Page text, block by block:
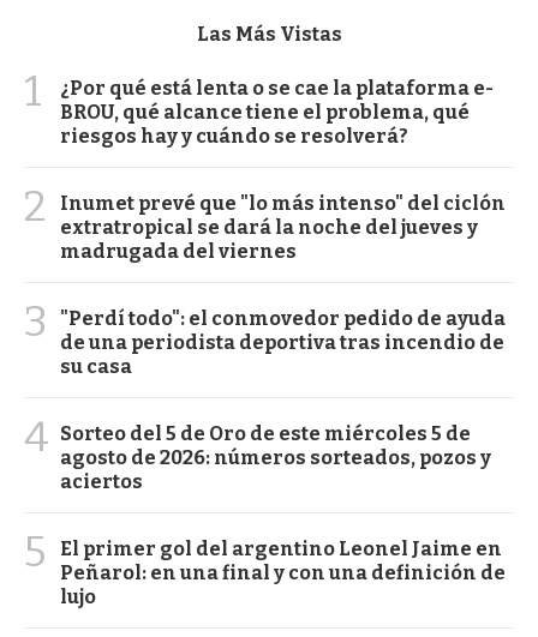
Las Más Vistas
1
¿Por qué está lenta o se cae la plataforma e-
BROU, qué alcance tiene el problema, qué
riesgos hay y cuándo se resolverá?
2
Inumet prevé que "lo más intenso" del ciclón
extratropical se dará la noche del jueves y
madrugada del viernes
3
"Perdí todo": el conmovedor pedido de ayuda
de una periodista deportiva tras incendio de
su casa
4 Sorteo del 5 de Oro de este miércoles 5 de
agosto de 2026: números sorteados, pozos y
aciertos
5
El primer gol del argentino Leonel Jaime en
Peñarol: en una final y con una definición de
lujo